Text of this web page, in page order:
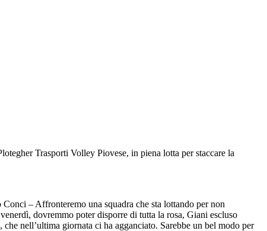
Trasporti Volley Piovese, in piena lotta per staccare la
– Affronteremo una squadra che sta lottando per non
dovremmo poter disporre di tutta la rosa, Giani escluso
nell’ultima giornata ci ha agganciato. Sarebbe un bel modo per